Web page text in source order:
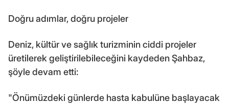
Doğru adımlar, doğru projeler
Deniz, kültür ve sağlık turizminin ciddi projeler
üretilerek geliştirilebileceğini kaydeden Şahbaz,
şöyle devam etti:
"Önümüzdeki günlerde hasta kabulüne başlayacak